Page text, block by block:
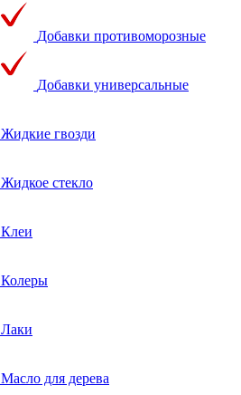
Добавки противоморозные
Добавки универсальные
Жидкие гвозди
Жидкое стекло
Клеи
Колеры
Лаки
Масло для дерева